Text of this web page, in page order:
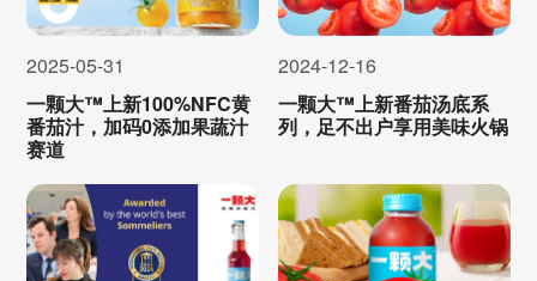
2025-05-31
一颗大™上新100%NFC黄
番茄汁，加码0添加果蔬汁
赛道
2024-12-16
一颗大™上新番茄汤底系
列，足不出户享用美味火锅